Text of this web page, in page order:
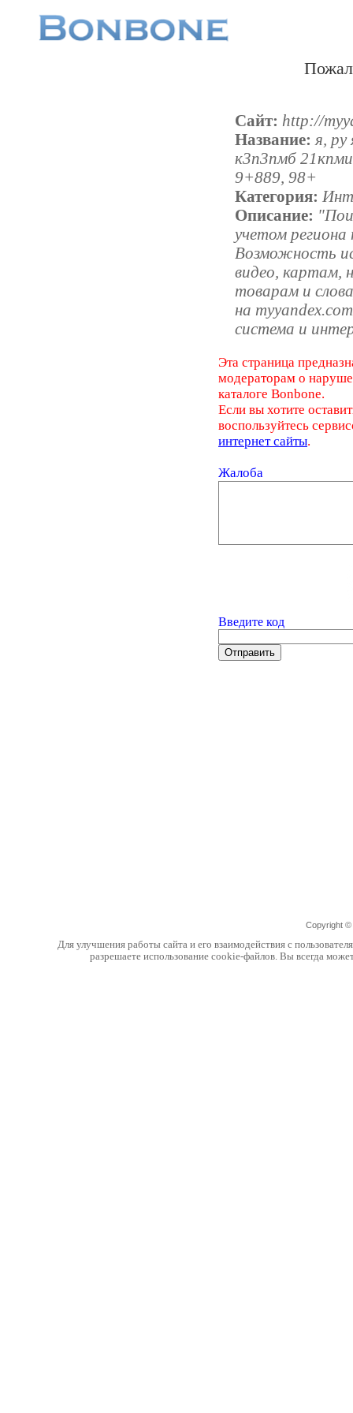
Сайт: http://
Название: я, ру
к3п3пмб
9+889, 98+
Категория:
Описание:
учетом региона
Возможность
видео, картам,
товарам и
на
система и
Эта страница
модераторам о
каталоге Bonbone.
Если вы хотите
воспользуйтесь
интернет сайты.
Жалоба
Введите код
Copyright ©
Для улучшения работы сайта и его взаимодействия с
разрешаете использование cookie-файлов. Вы всегда